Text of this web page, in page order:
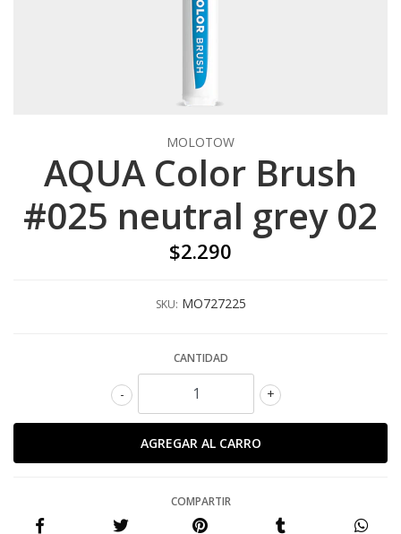
MOLOTOW
AQUA Color Brush
#025 neutral grey 02
$2.290
SKU: MO727225
CANTIDAD
+
-
COMPARTIR